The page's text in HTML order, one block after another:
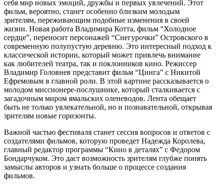
себя мир новых эмоций, дружбы и первых увлечений. Этот
фильм, вероятно, станет особенно близким молодым
зрителям, переживающим подобные изменения в своей
жизни. Новая работа Владимира Котта, фильм “Холодное
сердце”, переносит персонажей “Снегурочки” Островского в
современную полупустую деревню. Это интересный подход к
классической истории, который может привлечь внимание
как любителей театра, так и поклонников кино. Режиссер
Владимир Головнев представит фильм “Цинга” с Никитой
Ефремовым в главной роли. В этой картине рассказывается о
молодом миссионере-послушнике, который сталкивается с
загадочным миром ямальских оленеводов. Лента обещает
быть не только увлекательной, но и познавательной, открывая
зрителям новые горизонты.
Важной частью фестиваля станет сессия вопросов и ответов с
создателями фильмов, которую проведет Надежда Королева,
главный редактор программы “Кино в деталях” с Федором
Бондарчуком. Это даст возможность зрителям глубже понять
замыслы авторов и узнать больше о процессе создания
фильмов.